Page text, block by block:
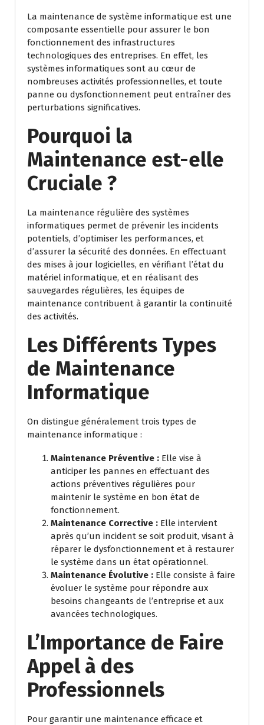
La maintenance de système informatique est une
composante essentielle pour assurer le bon
fonctionnement des infrastructures
technologiques des entreprises. En effet, les
systèmes informatiques sont au cœur de
nombreuses activités professionnelles, et toute
panne ou dysfonctionnement peut entraîner des
perturbations significatives.
Pourquoi la
Maintenance est-elle
Cruciale ?
La maintenance régulière des systèmes
informatiques permet de prévenir les incidents
potentiels, d’optimiser les performances, et
d’assurer la sécurité des données. En effectuant
des mises à jour logicielles, en vérifiant l’état du
matériel informatique, et en réalisant des
sauvegardes régulières, les équipes de
maintenance contribuent à garantir la continuité
des activités.
Les Différents Types
de Maintenance
Informatique
On distingue généralement trois types de
maintenance informatique :
Maintenance Préventive : Elle vise à
anticiper les pannes en effectuant des
actions préventives régulières pour
maintenir le système en bon état de
fonctionnement.
Maintenance Corrective : Elle intervient
après qu’un incident se soit produit, visant à
réparer le dysfonctionnement et à restaurer
le système dans un état opérationnel.
Maintenance Évolutive : Elle consiste à faire
évoluer le système pour répondre aux
besoins changeants de l’entreprise et aux
avancées technologiques.
L’Importance de Faire
Appel à des
Professionnels
Pour garantir une maintenance efficace et